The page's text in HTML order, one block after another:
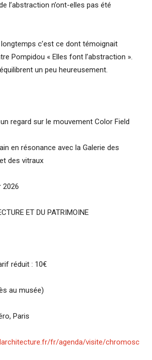
l’abstraction n’ont-elles pas été
longtemps c’est ce dont témoignait
Pompidou « Elles font l’abstraction ».
un peu heureusement.
regard sur le mouvement Color Field
en résonance avec la Galerie des
des vitraux
2026
ET DU PATRIMOINE
réduit : 10€
au musée)
Paris
fr/agenda/visite/chromosc